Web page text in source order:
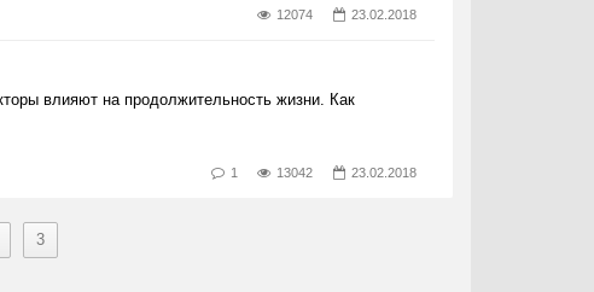
12074 23.02.2018
влияют на продолжительность жизни. Как
1 13042 23.02.2018
3